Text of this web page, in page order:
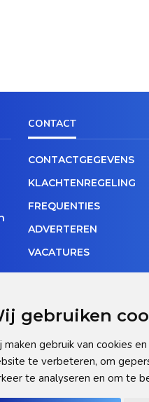
gebruiken
maken gebruik van cookies
te verbeteren, om
te analyseren en om te
CONTACT
CONTACTGEGEVENS
KLACHTENREGELING
FREQUENTIES
ADVERTEREN
VACATURES
Pas hier uw